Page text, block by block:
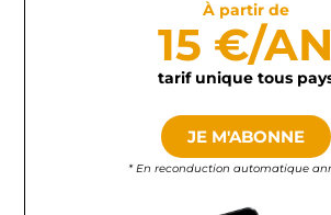
À partir de
15 €/AN
tarif unique tous
JE M'ABONNE
* En reconduction automatique